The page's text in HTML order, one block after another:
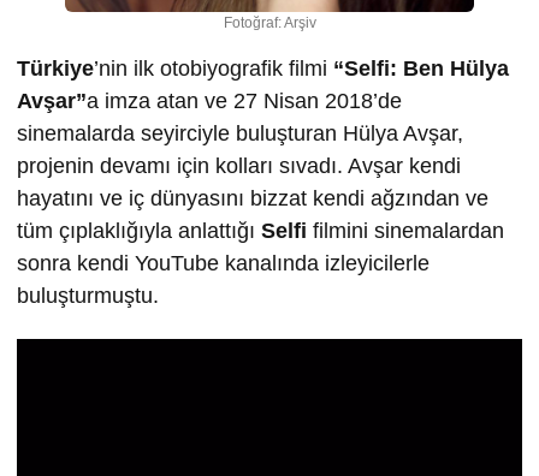
Fotoğraf: Arşiv
Türkiye’nin ilk otobiyografik filmi “Selfi: Ben Hülya
Avşar”a imza atan ve 27 Nisan 2018’de
sinemalarda seyirciyle buluşturan Hülya Avşar,
projenin devamı için kolları sıvadı. Avşar kendi
hayatını ve iç dünyasını bizzat kendi ağzından ve
tüm çıplaklığıyla anlattığı Selfi filmini sinemalardan
sonra kendi YouTube kanalında izleyicilerle
buluşturmuştu.